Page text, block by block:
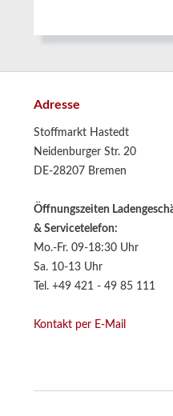
Adresse
Stoffmarkt Hastedt
Neidenburger Str. 20
DE-28207 Bremen
Öffnungszeiten
& Servicetelefon:
Mo.-Fr. 09-18:30 Uhr
Sa. 10-13 Uhr
Tel. +49 421 - 49 85 111
Kontakt per E-Mail